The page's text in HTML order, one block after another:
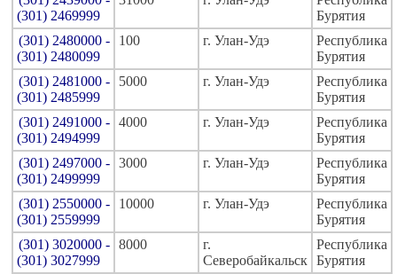
(301) 2469999
Бурятия
(301) 2480000 -
(301) 2480099
100 г. Улан-Удэ
Республика
Бурятия
(301) 2481000 -
(301) 2485999
5000 г. Улан-Удэ
Республика
Бурятия
(301) 2491000 -
(301) 2494999
4000 г. Улан-Удэ
Республика
Бурятия
(301) 2497000 -
(301) 2499999
3000 г. Улан-Удэ
Республика
Бурятия
(301) 2550000 -
(301) 2559999
10000 г. Улан-Удэ
Республика
Бурятия
(301) 3020000 -
(301) 3027999
8000
г.
Северобайкальск
Республика
Бурятия